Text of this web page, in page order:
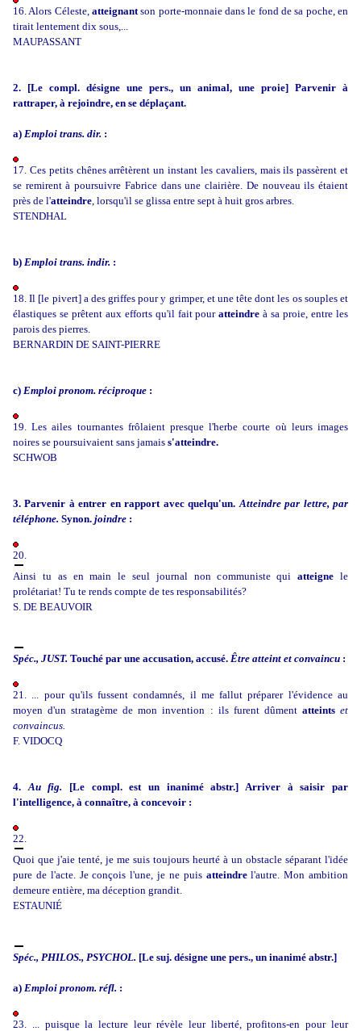
16. Alors Céleste, atteignant son porte-monnaie dans le fond de sa poche, en
tirait lentement dix sous,...
MAUPASSANT
2. [Le compl. désigne une pers., un animal, une proie] Parvenir à
rattraper, à rejoindre, en se déplaçant.
a) Emploi trans. dir. :
17. Ces petits chênes arrêtèrent un instant les cavaliers, mais ils passèrent et
se remirent à poursuivre Fabrice dans une clairière. De nouveau ils étaient
près de l'atteindre , lorsqu'il se glissa entre sept à huit gros arbres.
STENDHAL
b) Emploi trans. indir. :
18. Il [le pivert] a des griffes pour y grimper, et une tête dont les os souples et
élastiques se prêtent aux efforts qu'il fait pouratteindre à sa proie, entre les
parois des pierres.
BERNARDIN DE SAINT-PIERRE
c) Emploi pronom. réciproque :
19. Les ailes tournantes frôlaient presque l'herbe courte où leurs images
noires se poursuivaient sans jamais s'atteindre.
SCHWOB
3. Parvenir à entrer en rapport avec quelqu'un. Atteindre par lettre, par
téléphone. Synon. joindre :
20.
Ainsi tu as en main le seul journal non communiste quiatteigne le
prolétariat! Tu te rends compte de tes responsabilités?
S. DE BEAUVOIR
Spéc., JUST. Touché par une accusation, accusé. Être atteint et convaincu :
21. ... pour qu'ils fussent condamnés, il me fallut préparer l'évidence au
moyen d'un stratagème de mon invention : ils furent dûment atteints et
convaincus.
F. VIDOCQ
4. Au fig. [Le compl. est un inanimé abstr.] Arriver à saisir par
l'intelligence, à connaître, à concevoir :
22.
Quoi que j'aie tenté, je me suis toujours heurté à un obstacle séparant l'idée
pure de l'acte. Je conçois l'une, je ne puis atteindrel'autre. Mon ambition
demeure entière, ma déception grandit.
ESTAUNIÉ
Spéc., PHILOS., PSYCHOL. [Le suj. désigne une pers., un inanimé abstr.]
a) Emploi pronom. réfl. :
23. ... puisque la lecture leur révèle leur liberté, profitons-en pour leur